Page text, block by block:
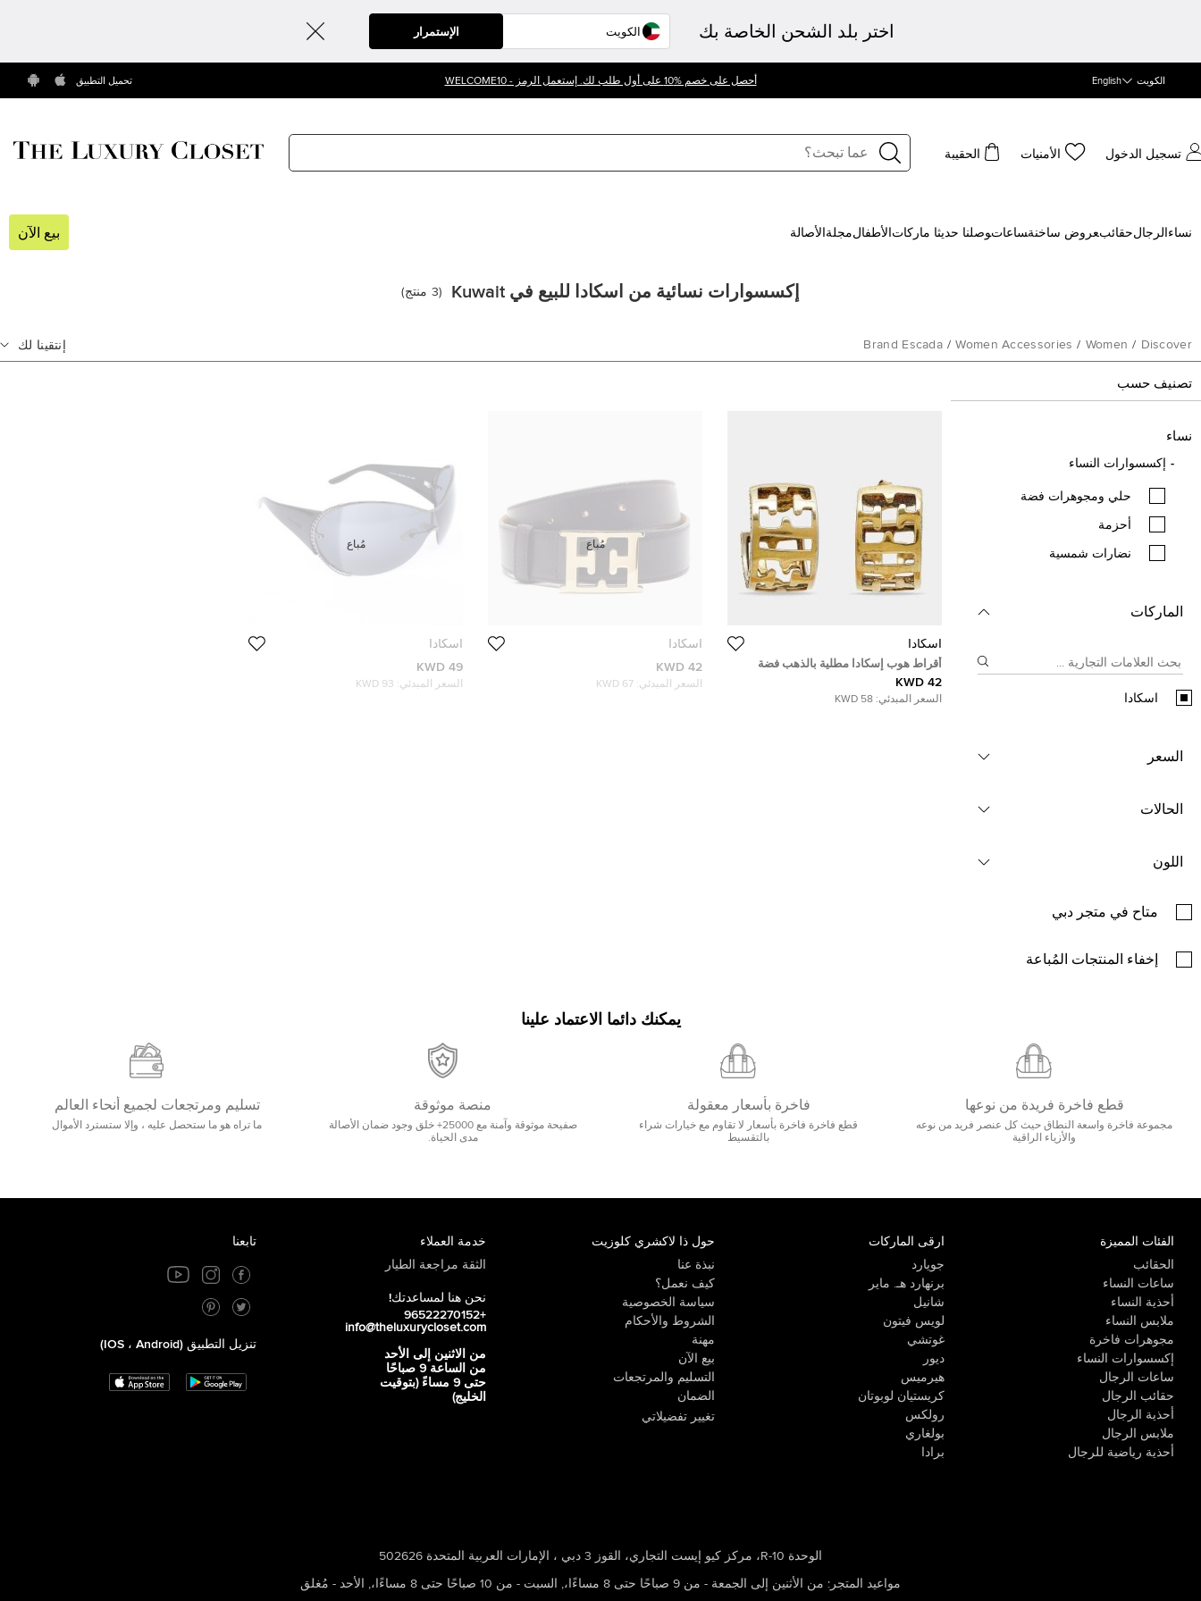
اختر بلد الشحن الخاصة بك الإستمرار
الكويت English أحصل على خصم %10 على أول طلب لك. إستعمل الرمز - WELCOME10 تحميل التطبيق
تسجيل الدخول الأمنيات الحقيبة
نساء الرجالحقائب‍عروض ساخنة‍ساعات‍وصلنا حديثا ‍ ماركات الأطفالمجلة الأصالة بيع الآن
إكسسوارات نسائية من اسكادا للبيع في Kuwait (
3 منتج)
Discover
/
Women
/
Women Accessories
/
Brand Escada إنتقينا لك
تصنيف حسب
نساء
إكسسوارات النساء
حلي ومجوهرات فضة
أحزمة
نضارات شمسية
الماركات
اسكادا
السعر
الحالات
اللون
متاح في متجر دبي
إخفاء المنتجات المُباعة
اسكادا
أقراط هوب إسكادا مطلية بالذهب فضة
إسترليني كريستالات
42 KWD
السعر المبدئي: 58 KWD
اسكادا
42 KWD
السعر المبدئي: 67 KWD
مُباع
اسكادا
49 KWD
السعر المبدئي: 93 KWD
مُباع
يمكنك دائما الاعتماد علينا
قطع فاخرة فريدة من نوعها
مجموعة فاخرة واسعة النطاق حيث كل عنصر فريد من نوعه
والأزياء الراقية
فاخرة بأسعار معقولة
قطع فاخرة فاخرة بأسعار لا تقاوم مع خيارات شراء
بالتقسيط
منصة موثوقة
صفيحة موثوقة وآمنة مع 25000+ خلق وجود ضمان الأصالة
مدى الحياة.
تسليم ومرتجعات لجميع أنحاء العالم
ما تراه هو ما ستحصل عليه ، وإلا ستسترد الأموال
الفئات المميزة
الحقائب
ساعات النساء
أحذية النساء
ملابس النساء
مجوهرات فاخرة
إكسسوارات النساء
ساعات الرجال
حقائب الرجال
أحذية الرجال
ملابس الرجال
أحذية رياضية للرجال
ارقى الماركات
جويارد
برنهارد هـ. ماير
شانيل
لويس فيتون
غوتشي
ديور
هيرميس
كريستيان لوبوتان
رولكس
بولغاري
برادا
حول ذا لاكشري كلوزيت
نبذة عنا
كيف نعمل؟
سياسة الخصوصية
الشروط والأحكام
مهنة
بيع الآن
التسليم والمرتجعات
الضمان
تغيير تفضيلاتي
خدمة العملاء
الثقة مراجعة الطيار
نحن هنا لمساعدتك!
+96522270152
info@theluxurycloset.com
من الاثنين إلى الأحد
من الساعة 9 صباحًا
حتى 9 مساءً (بتوقيت
الخليج)
تابعنا
تنزيل التطبيق (iOS ، Android)
الوحدة R-10، مركز كيو إيست التجاري، القوز 3 دبي ، الإمارات العربية المتحدة 502626
مواعيد المتجر : من الأثنين إلى الجمعة - من 9 صباحًا حتى 8 مساءًا، , السبت - من 10 صباحًا حتى 8 مساءًا، , الأحد - مُغلق